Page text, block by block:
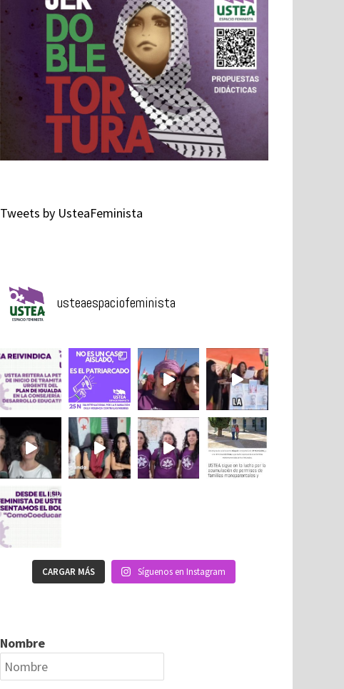
Tweets by UsteaFeminista
usteaespaciofeminista
CARGAR MÁS Síguenos en Instagram
Nombre